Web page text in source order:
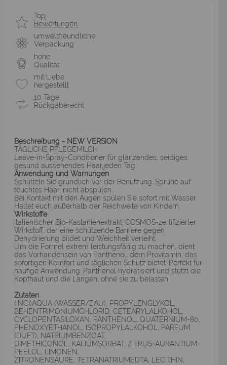
Top
Bewertungen
umweltfreundliche
Verpackung
hohe
Qualität
mit Liebe
hergestellt
10 Tage
Rückgaberecht
Beschreibung - NEW VERSION
TÄGLICHE PFLEGEMILCH
Leave-in-Spray-Conditioner für glänzendes, seidiges,
gesund aussehendes Haar,jeden Tag.
Anwendung und Warnungen
Schütteln Sie gründlich vor der Benutzung. Sprühe auf
feuchtes Haar, nicht abspülen.
Bei Kontakt mit den Augen spülen Sie sofort mit Wasser.
Haltet euch außerhalb der Reichweite von Kindern.
Wirkstoffe
Italienischer Bio-Kastanienextrakt: COSMOS-zertifizierter
Wirkstoff, der eine schützende Barriere gegen
Dehydrierung bildet und Weichheit verleiht.
Um die Formel extrem leistungsfähig zu machen, dient
das Vorhandensein von Panthenol, dem Provitamin, das
sofortigen Komfort und täglichen Schutz bietet. Perfekt für
häufige Anwendung: Panthenol hydratisiert und stützt die
Kopfhaut und die Längen, ohne sie zu belasten.
Zutaten
(INCI)AQUA (WASSER/EAU), PROPYLENGLYKOL,
BEHENTRIMONIUMCHLORID, CETEARYLALKOHOL,
CYCLOPENTASILOXAN, PANTHENOL, QUATERNIUM-80,
PHENOXYETHANOL, ISOPROPYLALKOHOL, PARFUM
(DUFT), NATRIUMBENZOAT,
DIMETHICONOL, KALIUMSORBAT, ZITRUS-AURANTIUM-
PEELÖL, LIMONEN,
ZITRONENSÄURE, TETRANATRIUMEDTA, LECITHIN,